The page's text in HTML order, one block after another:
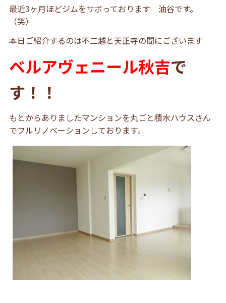
最近3ヶ月ほどジムをサボっております 油谷です。
（笑）
本日ご紹介するのは不二越と天正寺の間にございます
ベルアヴェニール秋吉で
す！！
もとからありましたマンションを丸ごと積水ハウスさん
でフルリノベーションしております。